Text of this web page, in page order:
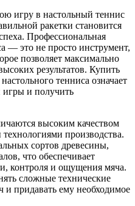
игру в настольный теннис
ракетки становится
Профессиональная
— это не просто инструмент,
позволяет максимально
результатов. Купить
тенниса означает
игры и получить
высоким качеством
производства.
сортов древесины,
что обеспечивает
контроля и ощущения мяча.
сложные технические
и придавать ему необходимое